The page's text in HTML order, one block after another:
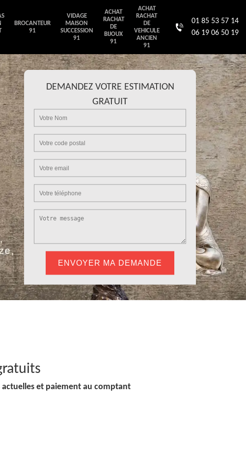
BROCANTEUR
91
VIDAGE
MAISON
SUCCESSION
91
ACHAT
RACHAT
DE
BIJOUX
91
ACHAT
RACHAT
DE
VEHICULE
ANCIEN
91
01 85 53 57 14
06 19 06 50 19
DEMANDEZ VOTRE ESTIMATION
GRATUIT
et paiement au comptant